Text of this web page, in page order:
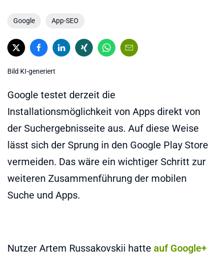
Google App-SEO
Bild KI-generiert
Google testet derzeit die
Installationsmöglichkeit von Apps direkt von
der Suchergebnisseite aus. Auf diese Weise
lässt sich der Sprung in den Google Play Store
vermeiden. Das wäre ein wichtiger Schritt zur
weiteren Zusammenführung der mobilen
Suche und Apps.
Nutzer Artem Russakovskii hatte auf Google+